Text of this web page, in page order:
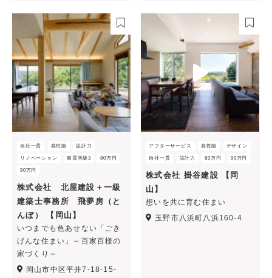
自社一貫 高性能 設計力
リノベーション 耐震等級3 80万円
90万円
株式会社 北屋建設＋一級
建築士事務所 飛夢房（と
んぼ） 【岡山】
いつまでも色あせない「ごき
げんな住まい」～百家百様の
家づくり～
岡山市中区平井7-18-15-
アフターサービス 高性能 デザイン
自社一貫 設計力 80万円 90万円
株式会社 掛谷建設 【岡
山】
想いを共に育む住まい
玉野市八浜町八浜160-4